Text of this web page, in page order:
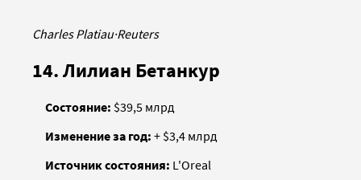
Charles Platiau·Reuters
14. Лилиан Бетанкур
Состояние: $39,5 млрд
Изменение за год: + $3,4 млрд
Источник состояния: L'Oreal